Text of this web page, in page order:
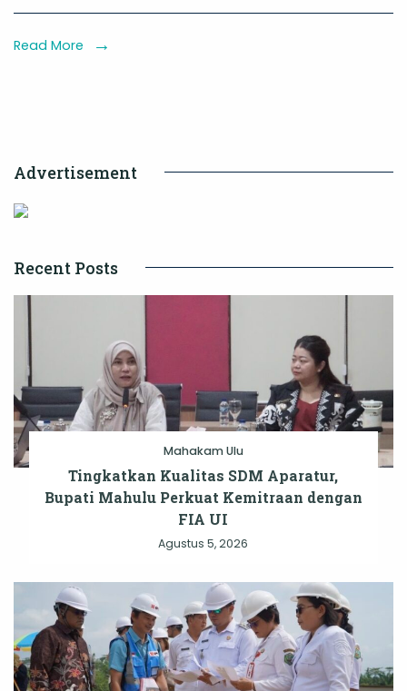
Dorong
Read More
Advertisement
Recent Posts
Mahakam Ulu
Tingkatkan Kualitas SDM Aparatur,
Bupati Mahulu Perkuat Kemitraan dengan
FIA UI
Agustus 5, 2026